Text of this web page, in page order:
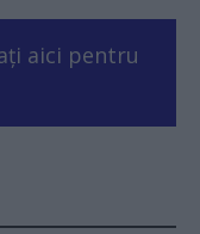
aici pentru